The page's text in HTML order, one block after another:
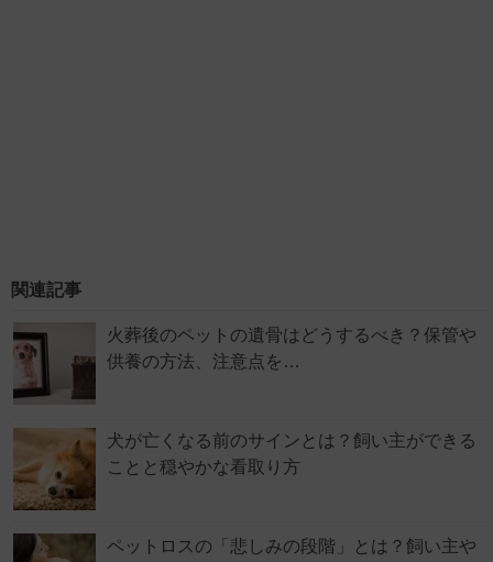
関連記事
火葬後のペットの遺骨はどうするべき？保管や
供養の方法、注意点を…
犬が亡くなる前のサインとは？飼い主ができる
ことと穏やかな看取り方
ペットロスの「悲しみの段階」とは？飼い主や